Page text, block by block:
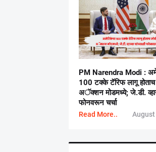
PM Narendra Modi :
100 टक्के टॅरिफ लागू होताच
अॅक्शन मोडमध्ये; जे.डी.
फोनवरून चर्चा
Read More.. August